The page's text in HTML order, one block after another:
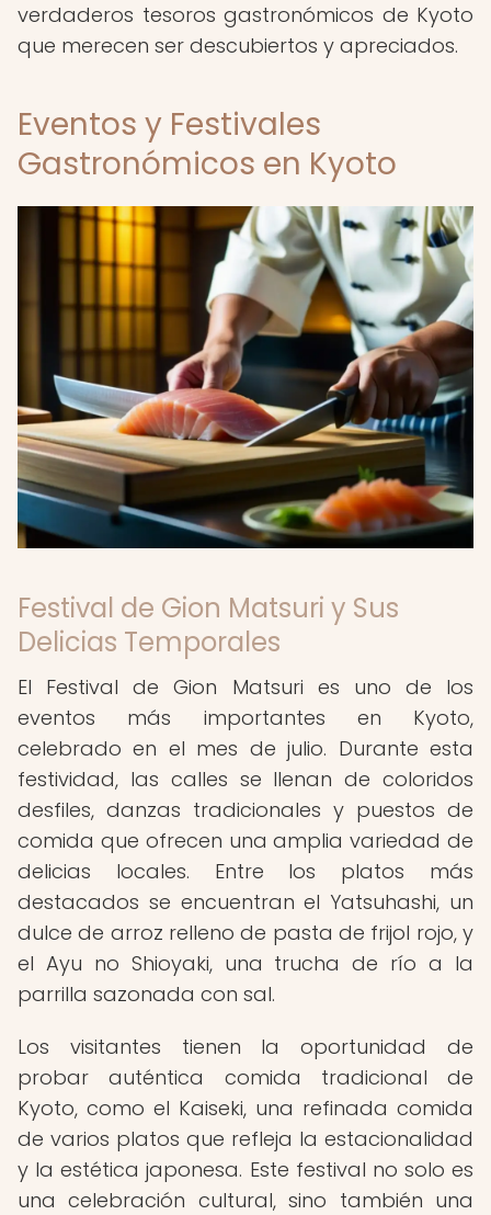
verdaderos tesoros gastronómicos de Kyoto
que merecen ser descubiertos y apreciados.
Eventos y Festivales
Gastronómicos en Kyoto
Festival de Gion Matsuri y Sus
Delicias Temporales
El Festival de Gion Matsuri es uno de los
eventos más importantes en Kyoto,
celebrado en el mes de julio. Durante esta
festividad, las calles se llenan de coloridos
desfiles, danzas tradicionales y puestos de
comida que ofrecen una amplia variedad de
delicias locales. Entre los platos más
destacados se encuentran el Yatsuhashi, un
dulce de arroz relleno de pasta de frijol rojo, y
el Ayu no Shioyaki, una trucha de río a la
parrilla sazonada con sal.
Los visitantes tienen la oportunidad de
probar auténtica comida tradicional de
Kyoto, como el Kaiseki, una refinada comida
de varios platos que refleja la estacionalidad
y la estética japonesa. Este festival no solo es
una celebración cultural, sino también una